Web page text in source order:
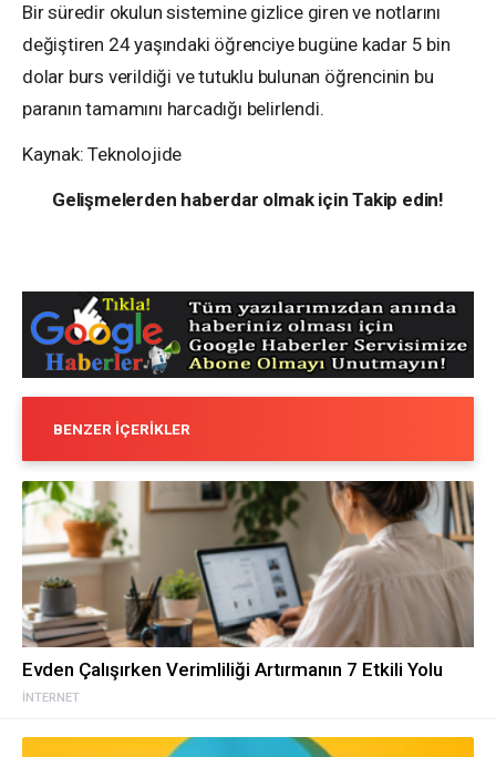
Bir süredir okulun sistemine gizlice giren ve notlarını
değiştiren 24 yaşındaki öğrenciye bugüne kadar 5 bin
dolar burs verildiği ve tutuklu bulunan öğrencinin bu
paranın tamamını harcadığı belirlendi.
Kaynak: Teknolojide
Gelişmelerden haberdar olmak için Takip edin!
BENZER İÇERIKLER
İNTERNET
Evden Çalışırken Verimliliği Artırmanın 7 Etkili Yolu